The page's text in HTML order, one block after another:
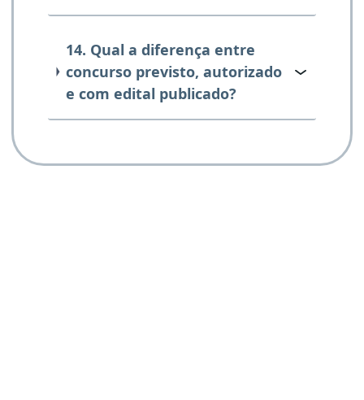
14. Qual a diferença entre
concurso previsto, autorizado
e com edital publicado?